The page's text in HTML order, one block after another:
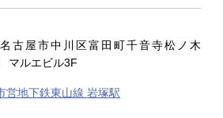
古屋市中川区富田町千音寺松ノ木
ルエビル3F
営地下鉄東山線 岩塚駅